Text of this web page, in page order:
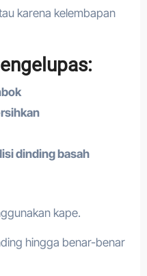
karena kelembapan
dinding basah
kape.
hingga benar-benar